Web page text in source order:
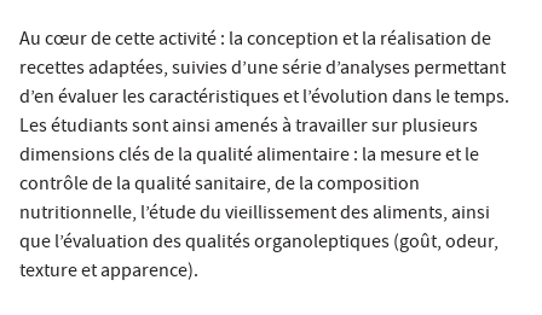
Au cœur de cette activité : la conception et la réalisation de
recettes adaptées, suivies d’une série d’analyses permettant
d’en évaluer les caractéristiques et l’évolution dans le temps.
Les étudiants sont ainsi amenés à travailler sur plusieurs
dimensions clés de la qualité alimentaire : la mesure et le
contrôle de la qualité sanitaire, de la composition
nutritionnelle, l’étude du vieillissement des aliments, ainsi
que l’évaluation des qualités organoleptiques (goût, odeur,
texture et apparence).